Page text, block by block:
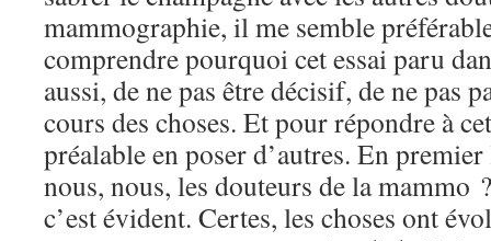
mammographie, il me semble
comprendre pourquoi cet essai paru
aussi, de ne pas être décisif, de ne pas
cours des choses. Et pour répondre à
préalable en poser d’autres. En
nous, nous, les douteurs de la mammo
c’est évident. Certes, les choses ont